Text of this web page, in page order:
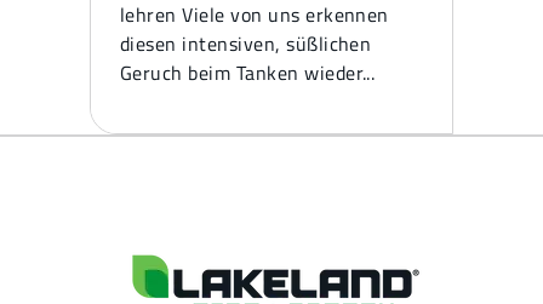
lehren Viele von uns erkennen
diesen intensiven, süßlichen
Geruch beim Tanken wieder...